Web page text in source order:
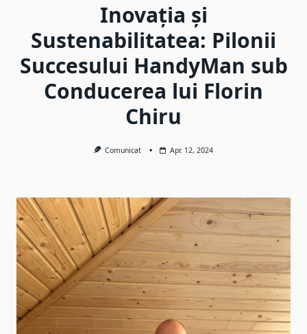
Inovația și
Sustenabilitatea: Pilonii
Succesului HandyMan sub
Conducerea lui Florin
Chiru
Comunicat Apr. 12, 2024